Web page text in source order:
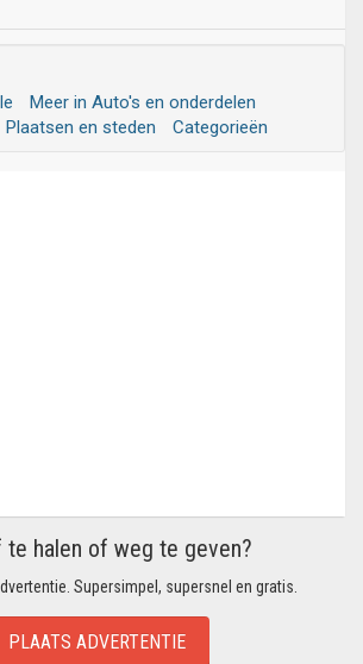
Meer in Auto's en onderdelen
Plaatsen en steden Categorieën
te halen of weg te geven?
Supersimpel, supersnel en gratis.
PLAATS ADVERTENTIE